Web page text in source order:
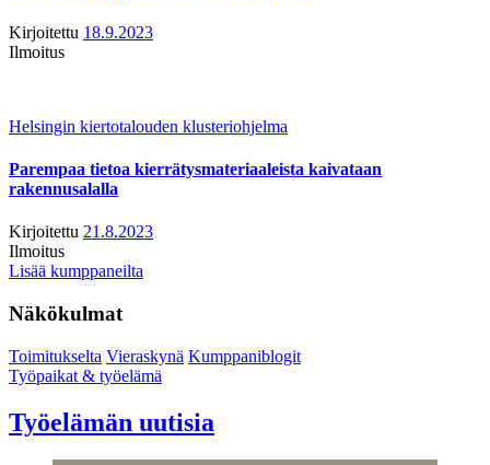
Kirjoitettu 18.9.2023
Ilmoitus
Helsingin kiertotalouden klusteriohjelma
Parempaa tietoa kierrätysmateriaaleista kaivataan
rakennusalalla
Kirjoitettu 21.8.2023
Ilmoitus
Lisää kumppaneilta
Näkökulmat
Toimitukselta Vieraskynä Kumppaniblogit
Työpaikat & työelämä
Työelämän uutisia